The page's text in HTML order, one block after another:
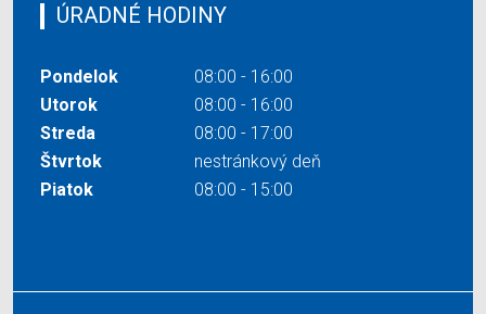
ÚRADNÉ HODINY
Pondelok
08:00 - 16:00
Utorok
08:00 - 16:00
Streda
08:00 - 17:00
Štvrtok
nestránkový deň
Piatok
08:00 - 15:00